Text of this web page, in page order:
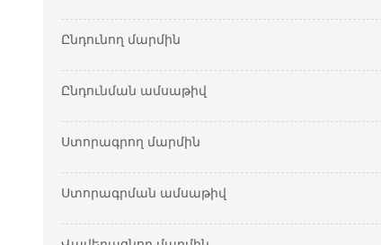
Ընդունող մարմին
Ընդունման ամսաթիվ
Ստորագրող մարմին
Ստորագրման ամսաթիվ